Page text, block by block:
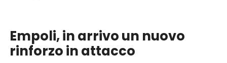
Empoli, in arrivo un nuovo
rinforzo in attacco